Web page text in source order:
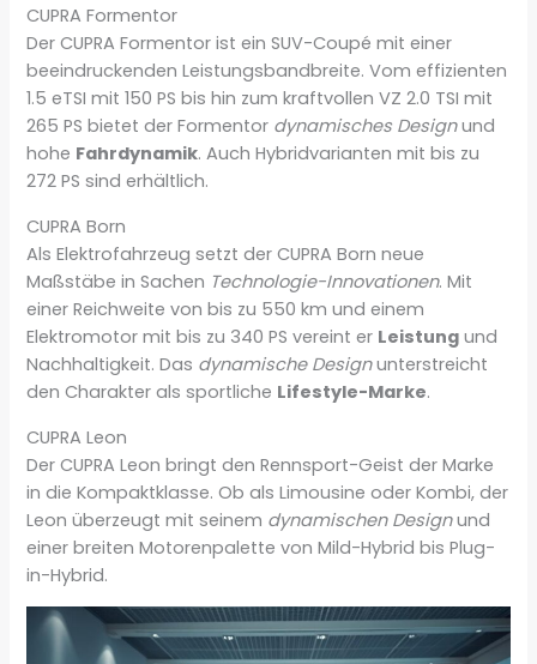
CUPRA Formentor
Der CUPRA Formentor ist ein SUV-Coupé mit einer
beeindruckenden Leistungsbandbreite. Vom effizienten
1.5 eTSI mit 150 PS bis hin zum kraftvollen VZ 2.0 TSI mit
265 PS bietet der Formentor dynamisches Designund
hohe Fahrdynamik. Auch Hybridvarianten mit bis zu
272 PS sind erhältlich.
CUPRA Born
Als Elektrofahrzeug setzt der CUPRA Born neue
Maßstäbe in Sachen Technologie-Innovationen. Mit
einer Reichweite von bis zu 550 km und einem
Elektromotor mit bis zu 340 PS vereint er Leistung und
Nachhaltigkeit. Das dynamische Designunterstreicht
den Charakter als sportliche Lifestyle-Marke.
CUPRA Leon
Der CUPRA Leon bringt den Rennsport-Geist der Marke
in die Kompaktklasse. Ob als Limousine oder Kombi, der
Leon überzeugt mit seinem dynamischen Designund
einer breiten Motorenpalette von Mild-Hybrid bis Plug-
in-Hybrid.